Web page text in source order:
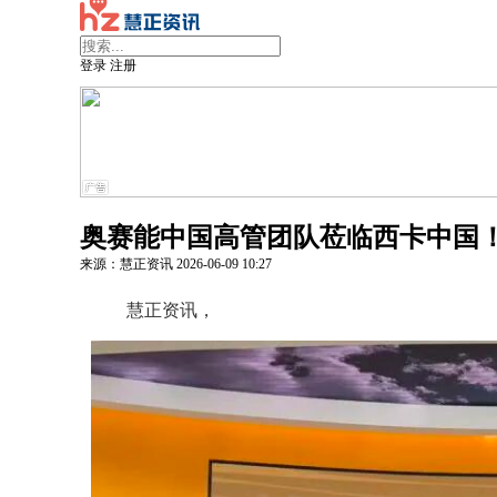
登录 注册
奥赛能中国高管团队莅临西卡中国
来源：慧正资讯 2026-06-09 10:27
慧正资讯，